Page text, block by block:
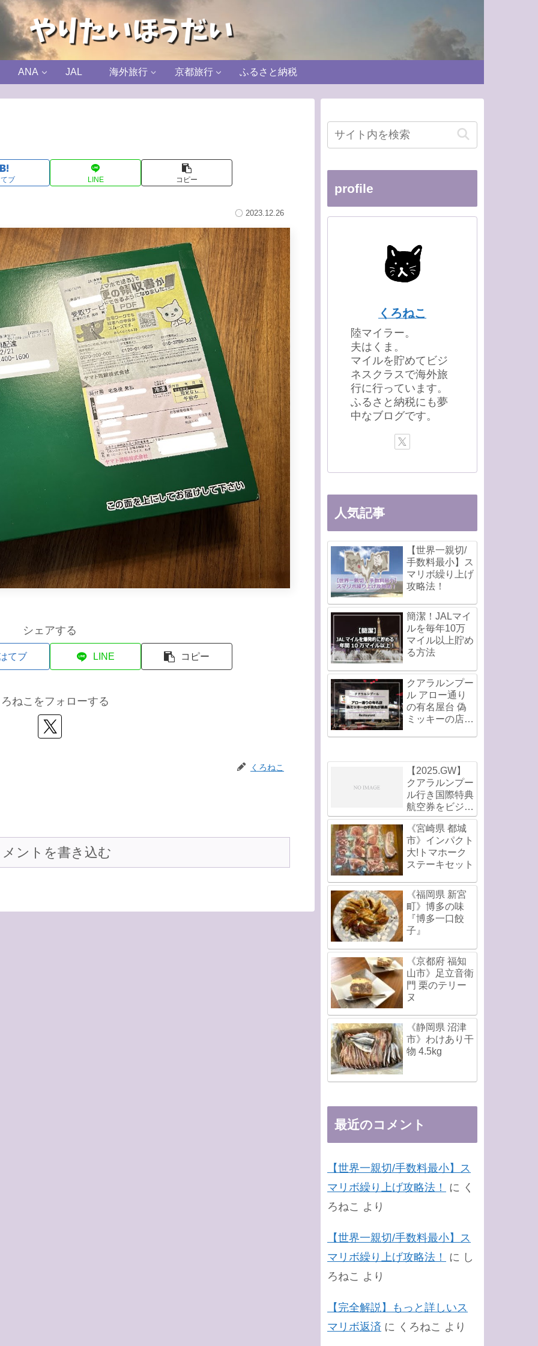
ANA JAL 海外旅行 京都旅行 ふるさと納税
ブ LINE コピー
2023.12.26
シェアする
てブ LINE コピー
ねこをフォローする
くろねこ
ントを書き込む
profile
くろねこ
陸マイラー。
夫はくま。
マイルを貯めてビジ
ネスクラスで海外旅
行に行っています。
ふるさと納税にも夢
中なブログです。
人気記事
【世界一親切/
手数料最小】ス
マリボ繰り上げ
攻略法！
簡潔！JALマイ
ルを毎年10万
マイル以上貯め
る方法
クアラルンプー
ル アロー通り
の有名屋台 偽
ミッキーの店の
【2025.GW】
クアラルンプー
ル行き国際特典
航空券をビジネ
スクラスで直前
発券!
《宮崎県 都城
市》インパクト
大!トマホーク
ステーキセット
《福岡県 新宮
町》博多の味
『博多一口餃
子』
《京都府 福知
山市》足立音衛
門 栗のテリー
ヌ
《静岡県 沼津
市》わけあり干
物 4.5kg
最近のコメント
【世界一親切/手数料最小】ス
マリボ繰り上げ攻略法！
に く
ろねこ より
【世界一親切/手数料最小】ス
マリボ繰り上げ攻略法！
に し
ろねこ より
【完全解説】もっと詳しいス
マリボ返済 に くろねこ より